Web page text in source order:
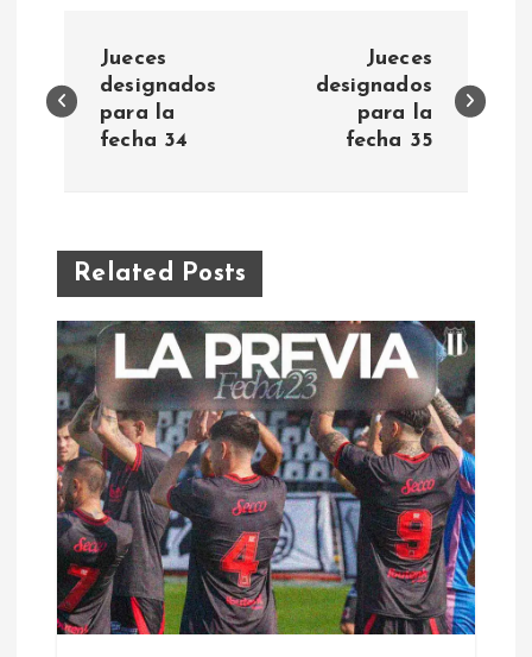
a
a
c
ó
n
d
Jueces
designados
para la
fecha 34
Jueces
designados
para la
fecha 35
Related Posts